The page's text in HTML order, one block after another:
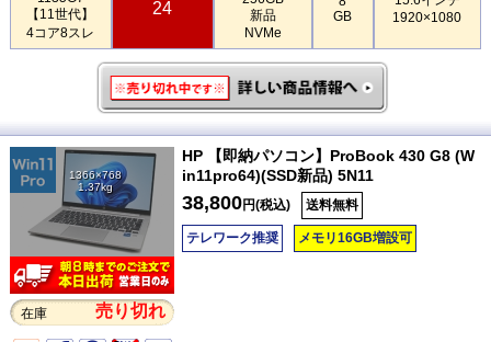
【11世代】
4コア8スレ
24
新品
NVMe
GB
1920×1080
1366×768
1.37kg
在庫 売り切れ
HP 【即納パソコン】ProBook 430 G8 (W
in11pro64)(SSD新品) 5N11
38,800円(税込) 送料無料
テレワーク推奨 メモリ16GB増設可